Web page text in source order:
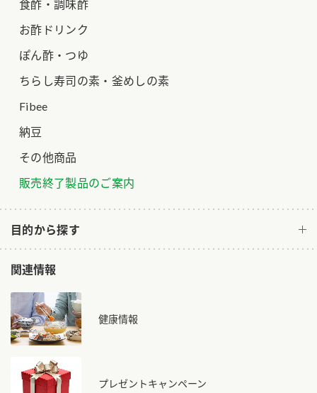
食酢・調味酢
お酢ドリンク
ぽん酢・つゆ
ちらし寿司の素・釜めしの素
Fibee
納豆
その他商品
販売終了製品のご案内
目的から探す
関連情報
健康情報
プレゼントキャンペーン